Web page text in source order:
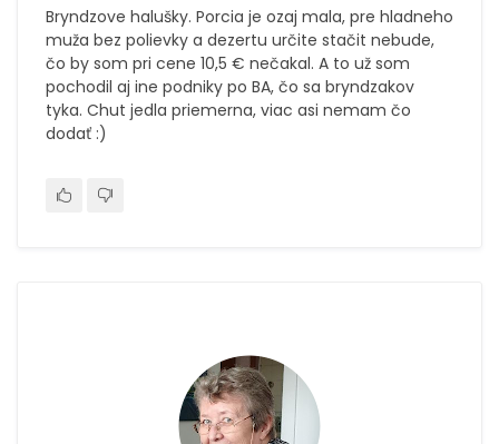
Bryndzove halušky. Porcia je ozaj mala, pre hladneho
muža bez polievky a dezertu určite stačit nebude,
čo by som pri cene 10,5 € nečakal. A to už som
pochodil aj ine podniky po BA, čo sa bryndzakov
tyka. Chut jedla priemerna, viac asi nemam čo
dodať :)